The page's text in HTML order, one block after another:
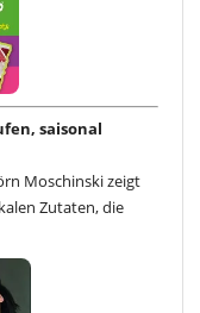
saisonal
Moschinski zeigt
Zutaten, die